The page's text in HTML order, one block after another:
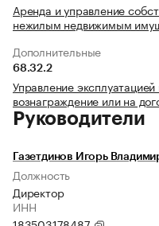
Аренда и управление
нежилым недвижимым
Дополнительные
68.32.2
Управление
вознаграждение или на
Руководители
Газетдинов Игорь
Должность
Директор
ИНН